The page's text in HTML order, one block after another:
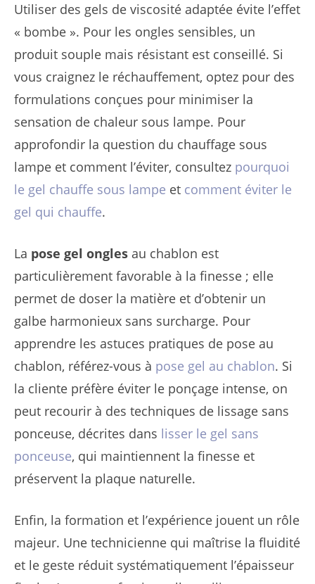
Utiliser des gels de viscosité adaptée évite l’effet
« bombe ». Pour les ongles sensibles, un
produit souple mais résistant est conseillé. Si
vous craignez le réchauffement, optez pour des
formulations conçues pour minimiser la
sensation de chaleur sous lampe. Pour
approfondir la question du chauffage sous
lampe et comment l’éviter, consultez pourquoi
le gel chauffe sous lampe et comment éviter le
gel qui chauffe.
La pose gel ongles au chablon est
particulièrement favorable à la finesse ; elle
permet de doser la matière et d’obtenir un
galbe harmonieux sans surcharge. Pour
apprendre les astuces pratiques de pose au
chablon, référez-vous à pose gel au chablon. Si
la cliente préfère éviter le ponçage intense, on
peut recourir à des techniques de lissage sans
ponceuse, décrites dans lisser le gel sans
ponceuse, qui maintiennent la finesse et
préservent la plaque naturelle.
Enfin, la formation et l’expérience jouent un rôle
majeur. Une technicienne qui maîtrise la fluidité
et le geste réduit systématiquement l’épaisseur